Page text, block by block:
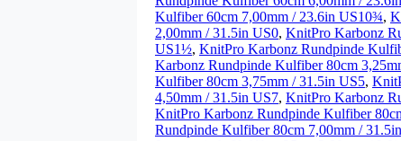
Kulfiber 60cm 7,00mm / 23.6in US10¾,
2,00mm / 31.5in US0, KnitPro Karbonz
US1½, KnitPro Karbonz Rundpinde
Karbonz Rundpinde Kulfiber 80cm
Kulfiber 80cm 3,75mm / 31.5in US5,
4,50mm / 31.5in US7, KnitPro Karbonz
KnitPro Karbonz Rundpinde Kulfiber
Rundpinde Kulfiber 80cm 7,00mm /